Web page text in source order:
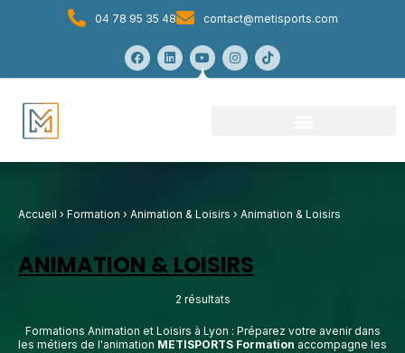
04 78 95 35 48 contact@metisports.com
Accueil › Formation › Animation & Loisirs › Animation & Loisirs
ANIMATION & LOISIRS
2 résultats
Formations Animation et Loisirs à Lyon : Préparez votre avenir dans
les métiers de l'animation METISPORTS Formation accompagne les